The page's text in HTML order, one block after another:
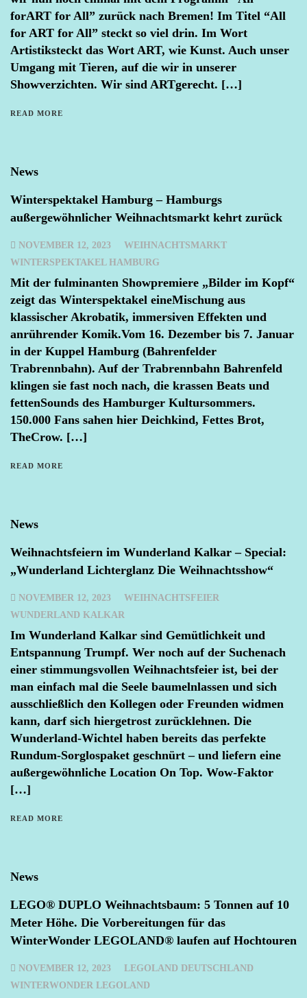
forART for All” zurück nach Bremen! Im Titel “All
for ART for All” steckt so viel drin. Im Wort
Artistiksteckt das Wort ART, wie Kunst. Auch unser
Umgang mit Tieren, auf die wir in unserer
Showverzichten. Wir sind ARTgerecht. […]
READ MORE
News
Winterspektakel Hamburg – Hamburgs
außergewöhnlicher Weihnachtsmarkt kehrt zurück
NOVEMBER 12, 2023
WEIHNACHTSMARKT
WINTERSPEKTAKEL HAMBURG
Mit der fulminanten Showpremiere „Bilder im Kopf“
zeigt das Winterspektakel eineMischung aus
klassischer Akrobatik, immersiven Effekten und
anrührender Komik.Vom 16. Dezember bis 7. Januar
in der Kuppel Hamburg (Bahrenfelder
Trabrennbahn). Auf der Trabrennbahn Bahrenfeld
klingen sie fast noch nach, die krassen Beats und
fettenSounds des Hamburger Kultursommers.
150.000 Fans sahen hier Deichkind, Fettes Brot,
TheCrow. […]
READ MORE
News
Weihnachtsfeiern im Wunderland Kalkar – Special:
„Wunderland Lichterglanz Die Weihnachtsshow“
NOVEMBER 12, 2023
WEIHNACHTSFEIER
WUNDERLAND KALKAR
Im Wunderland Kalkar sind Gemütlichkeit und
Entspannung Trumpf. Wer noch auf der Suchenach
einer stimmungsvollen Weihnachtsfeier ist, bei der
man einfach mal die Seele baumelnlassen und sich
ausschließlich den Kollegen oder Freunden widmen
kann, darf sich hiergetrost zurücklehnen. Die
Wunderland-Wichtel haben bereits das perfekte
Rundum-Sorglospaket geschnürt – und liefern eine
außergewöhnliche Location On Top. Wow-Faktor
[…]
READ MORE
News
LEGO® DUPLO Weihnachtsbaum: 5 Tonnen auf 10
Meter Höhe. Die Vorbereitungen für das
WinterWonder LEGOLAND® laufen auf Hochtouren
NOVEMBER 12, 2023
LEGOLAND DEUTSCHLAND
WINTERWONDER LEGOLAND